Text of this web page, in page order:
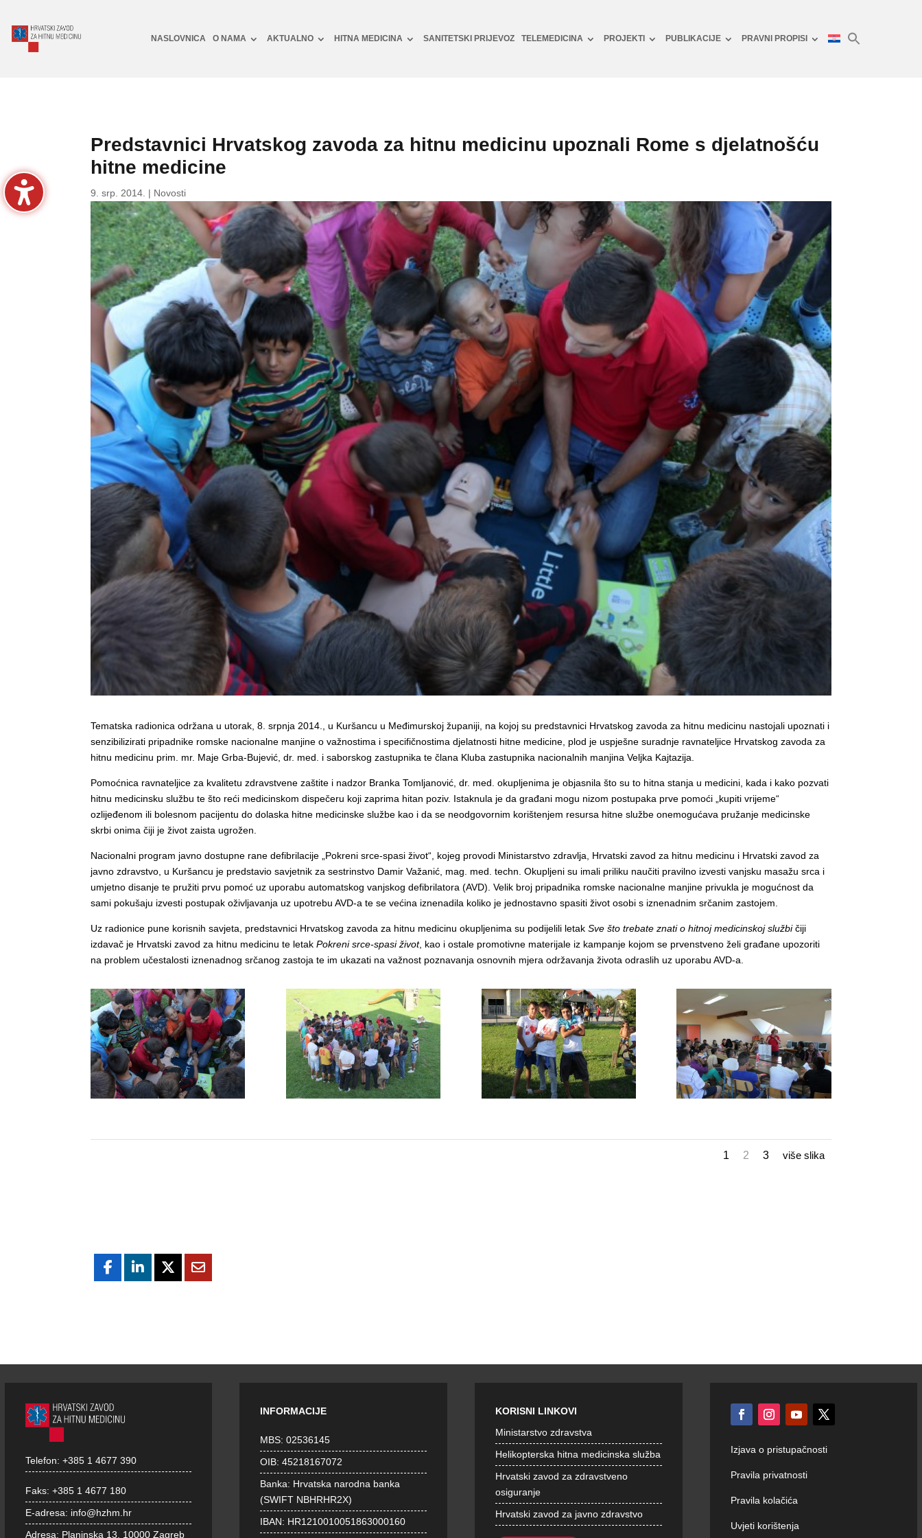
NASLOVNICA O NAMA AKTUALNO HITNA MEDICINA SANITETSKI PRIJEVOZ TELEMEDICINA PROJEKTI PUBLIKACIJE PRAVNI PROPISI
Predstavnici Hrvatskog zavoda za hitnu medicinu upoznali Rome s djelatnošću
hitne medicine
9. srp. 2014. | Novosti
Tematska radionica održana u utorak, 8. srpnja 2014., u Kuršancu u Međimurskoj županiji, na kojoj su predstavnici Hrvatskog zavoda za hitnu medicinu nastojali upoznati i
senzibilizirati pripadnike romske nacionalne manjine o važnostima i specifičnostima djelatnosti hitne medicine, plod je uspješne suradnje ravnateljice Hrvatskog zavoda za
hitnu medicinu prim. mr. Maje Grba-Bujević, dr. med. i saborskog zastupnika te člana Kluba zastupnika nacionalnih manjina Veljka Kajtazija.
Pomoćnica ravnateljice za kvalitetu zdravstvene zaštite i nadzor Branka Tomljanović, dr. med. okupljenima je objasnila što su to hitna stanja u medicini, kada i kako pozvati
hitnu medicinsku službu te što reći medicinskom dispečeru koji zaprima hitan poziv. Istaknula je da građani mogu nizom postupaka prve pomoći „kupiti vrijeme“
ozlijeđenom ili bolesnom pacijentu do dolaska hitne medicinske službe kao i da se neodgovornim korištenjem resursa hitne službe onemogućava pružanje medicinske
skrbi onima čiji je život zaista ugrožen.
Nacionalni program javno dostupne rane defibrilacije „Pokreni srce-spasi život“, kojeg provodi Ministarstvo zdravlja, Hrvatski zavod za hitnu medicinu i Hrvatski zavod za
javno zdravstvo, u Kuršancu je predstavio savjetnik za sestrinstvo Damir Važanić, mag. med. techn. Okupljeni su imali priliku naučiti pravilno izvesti vanjsku masažu srca i
umjetno disanje te pružiti prvu pomoć uz uporabu automatskog vanjskog defibrilatora (AVD). Velik broj pripadnika romske nacionalne manjine privukla je mogućnost da
sami pokušaju izvesti postupak oživljavanja uz upotrebu AVD-a te se većina iznenadila koliko je jednostavno spasiti život osobi s iznenadnim srčanim zastojem.
Uz radionice pune korisnih savjeta, predstavnici Hrvatskog zavoda za hitnu medicinu okupljenima su podijelili letak Sve što trebate znati o hitnoj medicinskoj službičiji
izdavač je Hrvatski zavod za hitnu medicinu te letak Pokreni srce-spasi život, kao i ostale promotivne materijale iz kampanje kojom se prvenstveno želi građane upozoriti
na problem učestalosti iznenadnog srčanog zastoja te im ukazati na važnost poznavanja osnovnih mjera održavanja života odraslih uz uporabu AVD-a.
1 2 3
Telefon: +385 1 4677 390
Faks: +385 1 4677 180
E-adresa: info@hzhm.hr
Adresa: Planinska 13, 10000 Zagreb
INFORMACIJE
MBS: 02536145
OIB: 45218167072
Banka: Hrvatska narodna banka
(SWIFT NBHRHR2X)
IBAN: HR1210010051863000160
KORISNI LINKOVI
Ministarstvo zdravstva
Helikopterska hitna medicinska služba
Hrvatski zavod za zdravstveno
osiguranje
Hrvatski zavod za javno zdravstvo
Izjava o pristupačnosti
Pravila privatnosti
Pravila kolačića
Uvjeti korištenja